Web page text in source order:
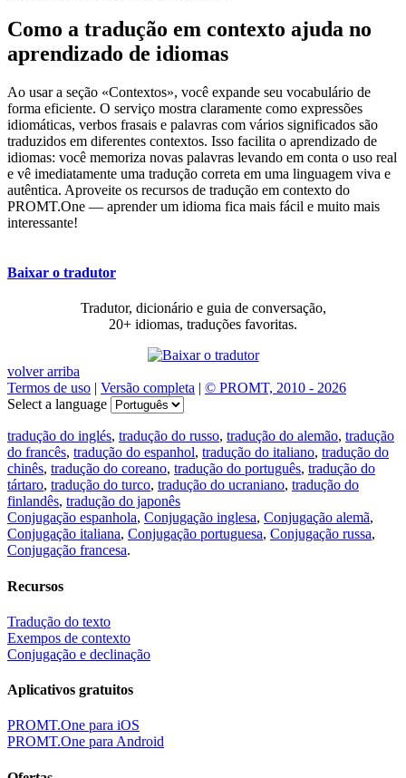
Como a tradução em contexto ajuda no
aprendizado de idiomas
Ao usar a seção «Contextos», você expande seu vocabulário de
forma eficiente. O serviço mostra claramente como expressões
idiomáticas, verbos frasais e palavras com vários significados são
traduzidos em diferentes contextos. Isso facilita o aprendizado de
idiomas: você memoriza novas palavras levando em conta o uso real
e vê imediatamente uma tradução correta em uma linguagem viva e
autêntica. Aproveite os recursos de tradução em contexto do
PROMT.One — aprender um idioma fica mais fácil e muito mais
interessante!
Baixar o tradutor
Tradutor, dicionário e guia de conversação,
20+ idiomas, traduções favoritas.
volver arriba
Termos de uso | Versão completa | © PROMT, 2010 - 2026
Select a language
tradução do inglés, tradução do russo, tradução do alemão, tradução
do francês, tradução do espanhol, tradução do italiano, tradução do
chinês, tradução do coreano, tradução do português, tradução do
tártaro, tradução do turco, tradução do ucraniano, tradução do
finlandês, tradução do japonês
Conjugação espanhola, Conjugação inglesa, Conjugação alemã,
Conjugação italiana, Conjugação portuguesa, Conjugação russa,
Conjugação francesa.
Recursos
Tradução do texto
Exempos de contexto
Conjugação e declinação
Aplicativos gratuitos
PROMT.One para iOS
PROMT.One para Android